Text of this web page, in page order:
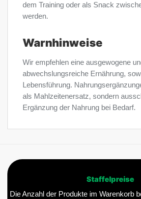
dem Training oder als Snack
werden.
Warnhinweise
Wir empfehlen eine ausgewogene
abwechslungsreiche Ernährung,
Lebensführung.
als Mahlzeitenersatz, sondern
Ergänzung der Nahrung bei Bedarf.
Staffelpreise
Die Anzahl der Produkte im Warenkorb